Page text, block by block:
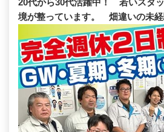
20代から30代活躍中！ 若いスタ
境が整っています。 畑違いの未経